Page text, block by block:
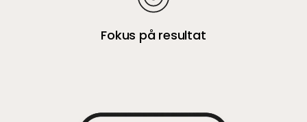
Fokus på resultat